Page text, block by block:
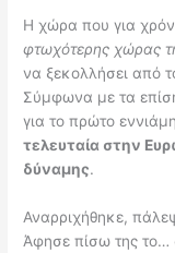
Η χώρα που για
φτωχότερης χώρας
να ξεκολλήσει από
Σύμφωνα με τα
για το πρώτο
τελευταία στην
δύναμης.
Αναρριχήθηκε,
Άφησε πίσω της το…